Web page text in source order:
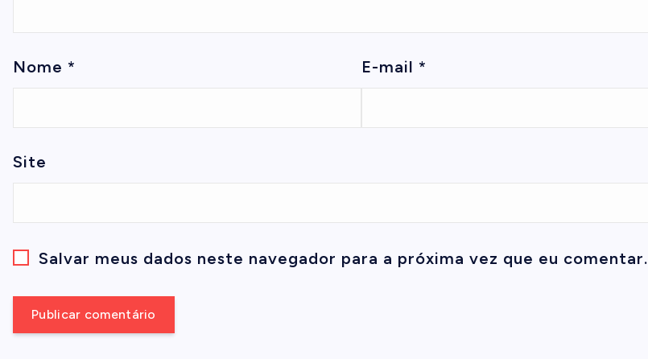
Nome * E-mail *
Site
Salvar meus dados neste navegador para a próxima vez que eu comentar.